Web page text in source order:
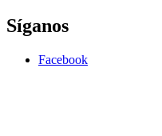
Síganos
Facebook